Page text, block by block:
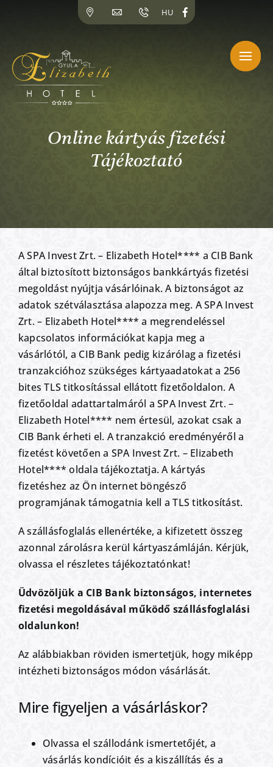
HU
Online kártyás fizetési
Tájékoztató
A SPA Invest Zrt. – Elizabeth Hotel**** a CIB Bank
által biztosított biztonságos bankkártyás fizetési
megoldást nyújtja vásárlóinak. A biztonságot az
adatok szétválasztása alapozza meg. A SPA Invest
Zrt. – Elizabeth Hotel**** a megrendeléssel
kapcsolatos információkat kapja meg a
vásárlótól, a CIB Bank pedig kizárólag a fizetési
tranzakcióhoz szükséges kártyaadatokat a 256
bites TLS titkosítással ellátott fizetőoldalon. A
fizetőoldal adattartalmáról a SPA Invest Zrt. –
Elizabeth Hotel**** nem értesül, azokat csak a
CIB Bank érheti el. A tranzakció eredményéről a
fizetést követően a SPA Invest Zrt. – Elizabeth
Hotel**** oldala tájékoztatja. A kártyás
fizetéshez az Ön internet böngésző
programjának támogatnia kell a TLS titkosítást.
A szállásfoglalás ellenértéke, a kifizetett összeg
azonnal zárolásra kerül kártyaszámláján. Kérjük,
olvassa el részletes tájékoztatónkat!
Üdvözöljük a CIB Bank biztonságos, internetes
fizetési megoldásával működő szállásfoglalási
oldalunkon!
Az alábbiakban röviden ismertetjük, hogy miképp
intézheti biztonságos módon vásárlását.
Mire figyeljen a vásárláskor?
Olvassa el szállodánk ismertetőjét, a
vásárlás kondícióit és a kiszállítás és a